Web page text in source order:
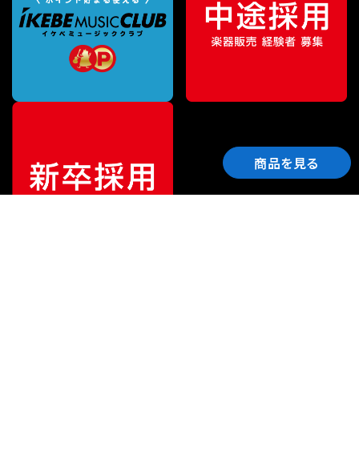
商品を見る